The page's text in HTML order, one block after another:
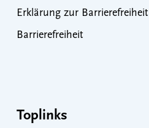
Erklärung zur Barrierefreiheit
Barrierefreiheit
Toplinks